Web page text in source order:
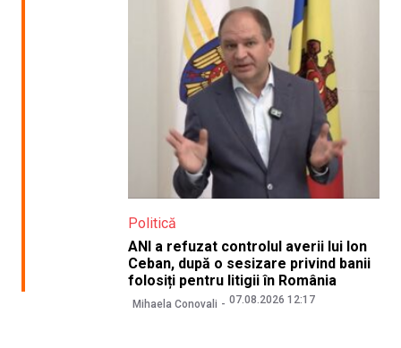
Politică
ANI a refuzat controlul averii lui Ion
Ceban, după o sesizare privind banii
folosiți pentru litigii în România
Mihaela Conovali 07.08.2026 12:17